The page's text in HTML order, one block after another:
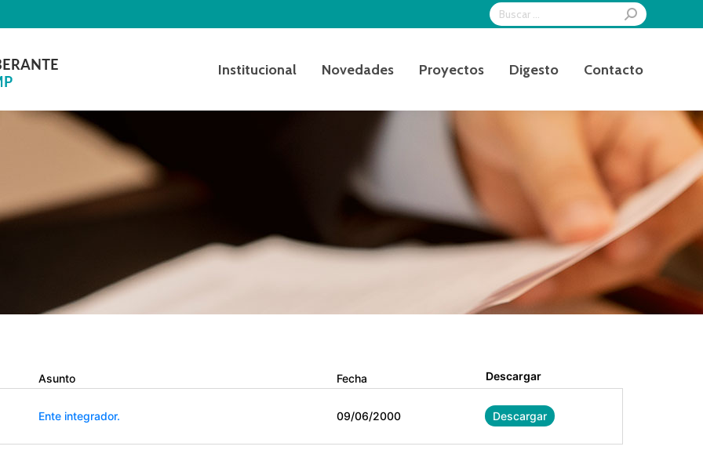
Search:
Institucional Novedades Proyectos Digesto Contacto
Asunto Fecha Descargar
Ente integrador. 09/06/2000 Descargar